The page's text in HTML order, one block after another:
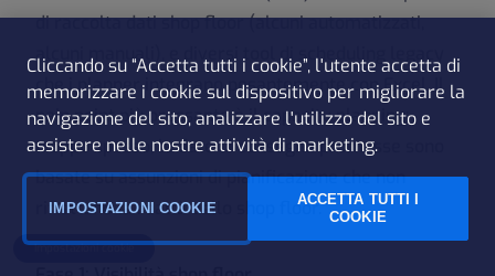
di raccolta dati shop floor (alcuni automatizzati,
alcuni manuali), e diversi tool di scheduling legacy
che i planner integrano pesantemente con Excel. Il
pain point più pressante è il capacity planning:
troppo spesso, le date di consegna promesse sono
basate su assunzioni di pianificazione che non
riflettono la realtà dello shop floor.
Impostazioni cookie
Cliccando su “Accetta tutti i cookie”, l'utente accetta di
memorizzare i cookie sul dispositivo per migliorare la
navigazione del sito, analizzare l'utilizzo del sito e
assistere nelle nostre attività di marketing.
IMPOSTAZIONI COOKIE
ACCETTA TUTTI I
COOKIE